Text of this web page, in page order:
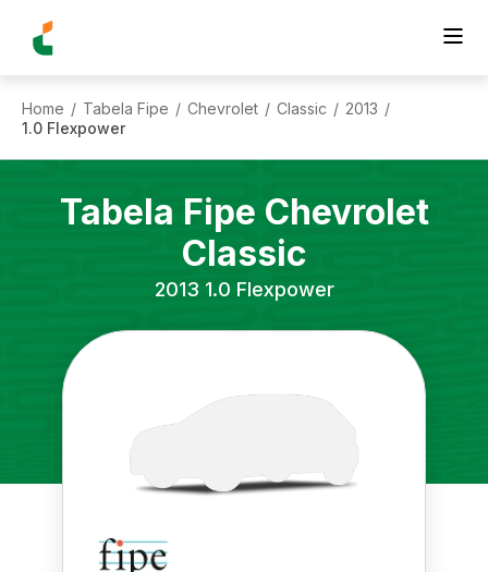
Home / Tabela Fipe / Chevrolet / Classic / 2013 /
1.0 Flexpower
Tabela Fipe Chevrolet
Classic
2013 1.0 Flexpower